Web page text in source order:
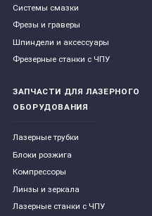
Системы смазки
Фрезы и граверы
Шпиндели и аксессуары
Фрезерные станки с ЧПУ
ЗАПЧАСТИ ДЛЯ ЛАЗЕРНОГО
ОБОРУДОВАНИЯ
Лазерные трубки
Блоки розжига
Компрессоры
Линзы и зеркала
Лазерные станки с ЧПУ